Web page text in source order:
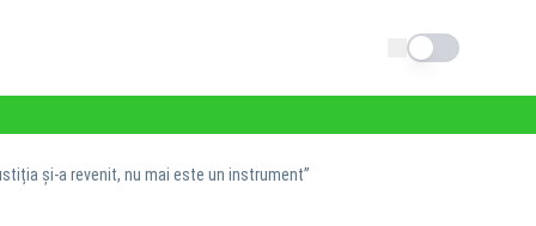
Schimba tema
și-a revenit, nu mai este un instrument”